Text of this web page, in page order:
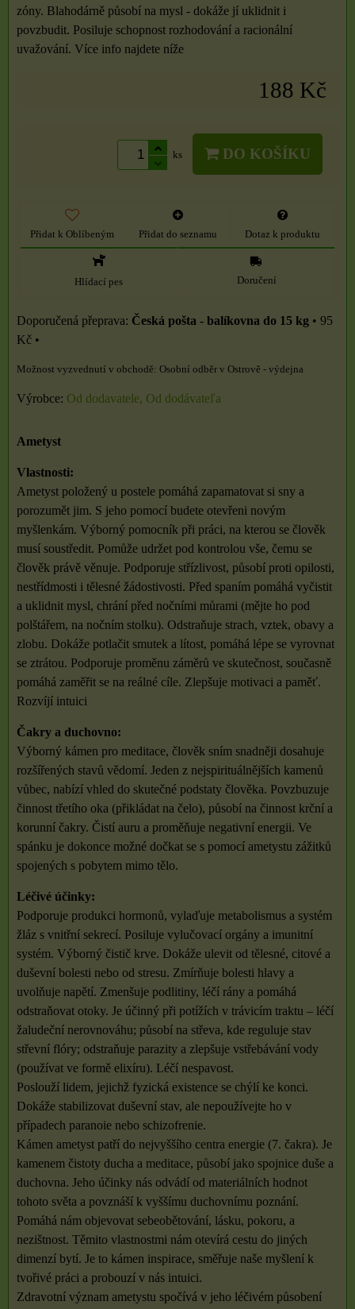
zóny. Blahodárně působí na mysl - dokáže jí uklidnit i
povzbudit. Posiluje schopnost rozhodování a racionální
uvažování. Více info najdete níže
188 Kč
ks DO KOŠÍKU
Přidat k Oblíbeným Přidat do seznamu Dotaz k produktu
Hlídací pes Doručení
Česká pošta - balíkovna do 15 kg • 95
Kč •
Osobní odběr v Ostrově - výdejna
Výrobce: Od dodavatele, Od dodávateľa
Ametyst
Vlastnosti:
Ametyst položený u postele pomáhá zapamatovat si sny a
porozumět jim. S jeho pomocí budete otevřeni novým
myšlenkám. Výborný pomocník při práci, na kterou se člověk
musí soustředit. Pomůže udržet pod kontrolou vše, čemu se
člověk právě věnuje. Podporuje střízlivost, působí proti opilosti,
nestřídmosti i tělesné žádostivosti. Před spaním pomáhá vyčistit
a uklidnit mysl, chrání před nočními můrami (mějte ho pod
polštářem, na nočním stolku). Odstraňuje strach, vztek, obavy a
zlobu. Dokáže potlačit smutek a lítost, pomáhá lépe se vyrovnat
se ztrátou. Podporuje proměnu záměrů ve skutečnost, současně
pomáhá zaměřit se na reálné cíle. Zlepšuje motivaci a paměť.
Rozvíjí intuici
Čakry a duchovno:
Výborný kámen pro meditace, člověk sním snadněji dosahuje
rozšířených stavů vědomí. Jeden z nejspirituálnějších kamenů
vůbec, nabízí vhled do skutečné podstaty člověka. Povzbuzuje
činnost třetího oka (přikládat na čelo), působí na činnost krční a
korunní čakry. Čistí auru a proměňuje negativní energii. Ve
spánku je dokonce možné dočkat se s pomocí ametystu zážitků
spojených s pobytem mimo tělo.
Léčivé účinky:
Podporuje produkci hormonů, vylaďuje metabolismus a systém
žláz s vnitřní sekrecí. Posiluje vylučovací orgány a imunitní
systém. Výborný čistič krve. Dokáže ulevit od tělesné, citové a
duševní bolesti nebo od stresu. Zmírňuje bolesti hlavy a
uvolňuje napětí. Zmenšuje podlitiny, léčí rány a pomáhá
odstraňovat otoky. Je účinný při potížích v trávicím traktu – léčí
žaludeční nerovnováhu; působí na střeva, kde reguluje stav
střevní flóry; odstraňuje parazity a zlepšuje vstřebávání vody
(používat ve formě elixíru). Léčí nespavost.
Poslouží lidem, jejichž fyzická existence se chýlí ke konci.
Dokáže stabilizovat duševní stav, ale nepoužívejte ho v
případech paranoie nebo schizofrenie.
Kámen ametyst patří do nejvyššího centra energie (7. čakra). Je
kamenem čistoty ducha a meditace, působí jako spojnice duše a
duchovna. Jeho účinky nás odvádí od materiálních hodnot
tohoto světa a povznáší k vyššímu duchovnímu poznání.
Pomáhá nám objevovat sebeobětování, lásku, pokoru, a
nezištnost. Těmito vlastnostmi nám otevírá cestu do jiných
dimenzí bytí. Je to kámen inspirace, směřuje naše myšlení k
tvořivé práci a probouzí v nás intuici.
Zdravotní význam ametystu spočívá v jeho léčivém působení